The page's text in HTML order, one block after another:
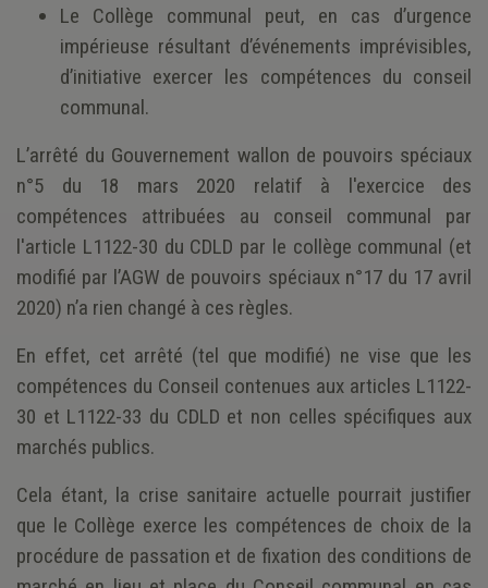
Le Collège communal peut, en cas d’urgence
impérieuse résultant d’événements imprévisibles,
d’initiative exercer les compétences du conseil
communal.
L’arrêté du Gouvernement wallon de pouvoirs spéciaux
n°5 du 18 mars 2020 relatif à l'exercice des
compétences attribuées au conseil communal par
l'article L1122-30 du CDLD par le collège communal (et
modifié par l’AGW de pouvoirs spéciaux n°17 du 17 avril
2020) n’a rien changé à ces règles.
En effet, cet arrêté (tel que modifié) ne vise que les
compétences du Conseil contenues aux articles L1122-
30 et L1122-33 du CDLD et non celles spécifiques aux
marchés publics.
Cela étant, la crise sanitaire actuelle pourrait justifier
que le Collège exerce les compétences de choix de la
procédure de passation et de fixation des conditions de